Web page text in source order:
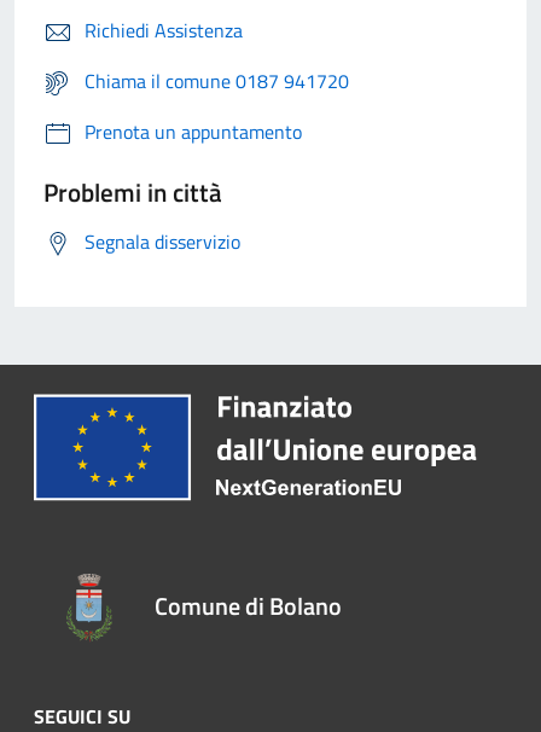
Richiedi Assistenza
Chiama il comune 0187 941720
Prenota un appuntamento
Problemi in città
Segnala disservizio
Comune di Bolano
SEGUICI SU